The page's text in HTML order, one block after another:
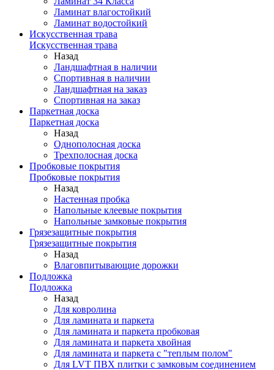
Ламинат влагостойкий
Ламинат водостойкий
Искусственная трава
Искусственная трава
Назад
Ландшафтная в наличии
Спортивная в наличии
Ландшафтная на заказ
Спортивная на заказ
Паркетная доска
Паркетная доска
Назад
Однополосная доска
Трехполосная доска
Пробковые покрытия
Пробковые покрытия
Назад
Настенная пробка
Напольные клеевые покрытия
Напольные замковые покрытия
Грязезащитные покрытия
Грязезащитные покрытия
Назад
Влаговпитывающие дорожки
Подложка
Подложка
Назад
Для ковролина
Для ламината и паркета
Для ламината и паркета пробковая
Для ламината и паркета хвойная
Для ламината и паркета с "теплым полом"
Для LVT ПВХ плитки с замковым соединением